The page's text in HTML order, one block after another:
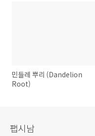
민들레 뿌리 (Dandelion
Root)
팹시남